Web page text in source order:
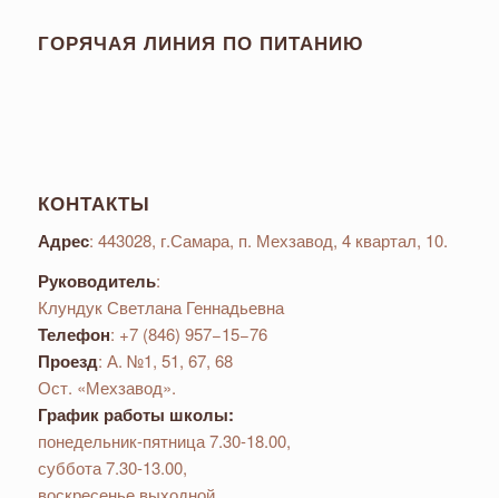
ГОРЯЧАЯ ЛИНИЯ ПО ПИТАНИЮ
КОНТАКТЫ
Адрес: 443028, г.Самара, п. Мехзавод, 4 квартал, 10.
Руководитель:
Клундук Светлана Геннадьевна
Телефон: +7 (846) 957−15−76
Проезд: А. №1, 51, 67, 68
Ост. «Мехзавод».
График работы школы:
понедельник-пятница 7.30-18.00,
суббота 7.30-13.00,